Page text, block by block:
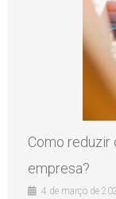
Como reduzir
empresa?
4 de março de